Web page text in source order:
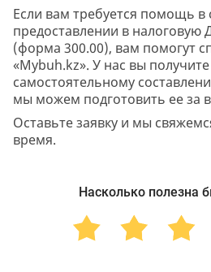
Если вам требуется помощь в
предоставлении в налоговую
(форма 300.00), вам помогут
«Mybuh.kz». У нас вы
самостоятельному
мы можем подготовить ее за
Оставьте заявку и мы
время.
Насколько полезна